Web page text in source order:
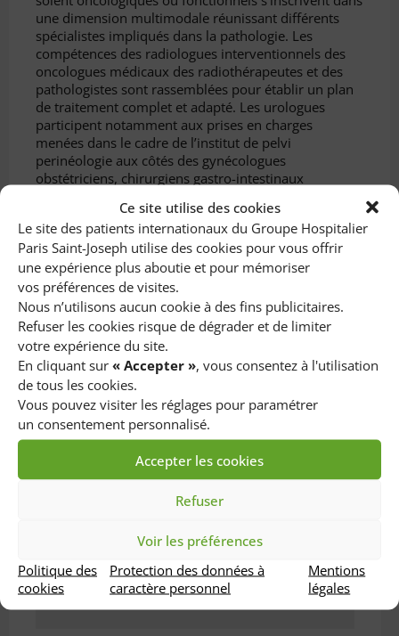
Ce site utilise des cookies
Le site des patients internationaux du Groupe Hospitalier
Paris Saint-Joseph utilise des cookies pour vous offrir
une expérience plus aboutie et pour mémoriser
vos préférences de visites.
Nous n’utilisons aucun cookie à des fins publicitaires.
Refuser les cookies risque de dégrader et de limiter
votre expérience du site.
En cliquant sur « Accepter », vous consentez à l'utilisation
de tous les cookies.
Vous pouvez visiter les réglages pour paramétrer
un consentement personnalisé.
Accepter les cookies
Refuser
Voir les préférences
Politique des
cookies
Protection des données à
caractère personnel
Mentions
légales
une dimension multimodale réunissant différents
spécialistes impliqués dans la pathologie. Les
compétences des radiologues interventionnels des
oncologues médicaux des radiothérapeutes et des
pathologistes sont rassemblées pour établir un plan
de traitement complet et adapté. Les urologues
participent notamment aux prises en charges
menées dans le cadre de l’institut de pelvi
perinéologie aux côtés des gynécologues
obstétriciens, chirurgiens gastro-intestinaux
charge globale des troubles urinaires ou de la
statique pelvienne féminine.
Les chiffres
2emeilleur établissement de France pour le
traitement de l’adénome de la prostate
1800 par an (2020)
L’équipe est notamment composée de 8
chirurgiens urologues
Les principales maladies traitées